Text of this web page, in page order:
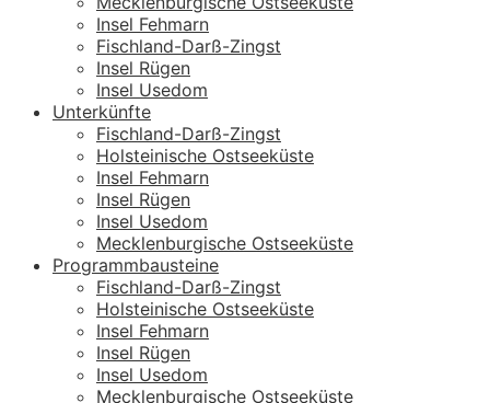
Insel Fehmarn
Fischland-Darß-Zingst
Insel Rügen
Insel Usedom
Unterkünfte
Fischland-Darß-Zingst
Holsteinische Ostseeküste
Insel Fehmarn
Insel Rügen
Insel Usedom
Mecklenburgische Ostseeküste
Programmbausteine
Fischland-Darß-Zingst
Holsteinische Ostseeküste
Insel Fehmarn
Insel Rügen
Insel Usedom
Mecklenburgische Ostseeküste